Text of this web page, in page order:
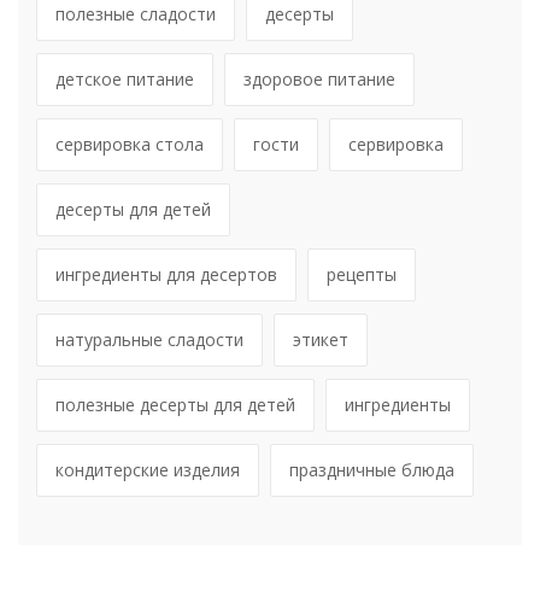
полезные сладости десерты
детское питание здоровое питание
сервировка стола гости сервировка
десерты для детей
ингредиенты для десертов рецепты
натуральные сладости этикет
полезные десерты для детей ингредиенты
кондитерские изделия праздничные блюда